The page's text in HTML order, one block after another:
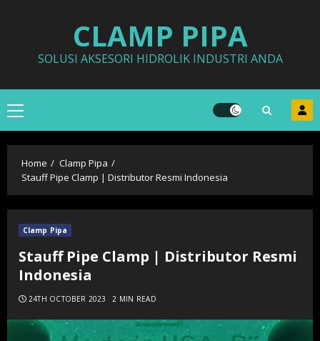
CLAMP PIPA
SOLUSI AKSESORI HIDROLIK INDUSTRI ANDA
Primary
Menu
Home
Clamp Pipa
Stauff Pipe Clamp | Distributor Resmi Indonesia
Clamp Pipa
Stauff Pipe Clamp | Distributor Resmi
Indonesia
24TH OCTOBER 2023 2 MIN READ